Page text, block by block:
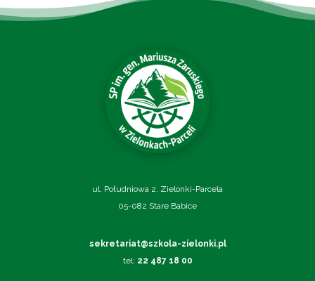
ul. Południowa 2, Zielonki-Parcela
05-082 Stare Babice
sekretariat@szkola-zielonki.pl
tel: 22 487 18 00